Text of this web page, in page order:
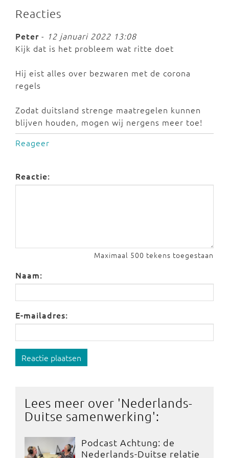
Reacties
Peter - 12 januari 2022 13:08
Kijk dat is het probleem wat ritte doet
Hij eist alles over bezwaren met de corona
regels
Zodat duitsland strenge maatregelen kunnen
blijven houden, mogen wij nergens meer toe!
Reageer
Reactie:
Maximaal 500 tekens toegestaan
Naam:
E-mailadres:
Reactie plaatsen
Lees meer over 'Nederlands-
Duitse samenwerking':
Podcast Achtung: de
Nederlands-Duitse relatie